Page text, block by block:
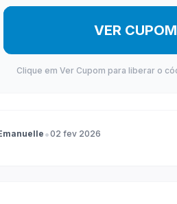
VER CUPOM
Clique em Ver Cupom para liberar o
•02 fev 2026